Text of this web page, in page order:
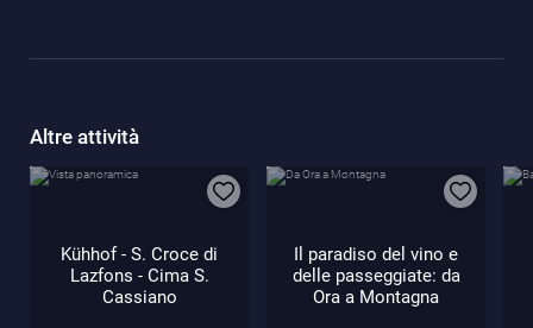
Altre attività
Kühhof - S. Croce di
Lazfons - Cima S.
Cassiano
Il paradiso del vino e
delle passeggiate: da
Ora a Montagna